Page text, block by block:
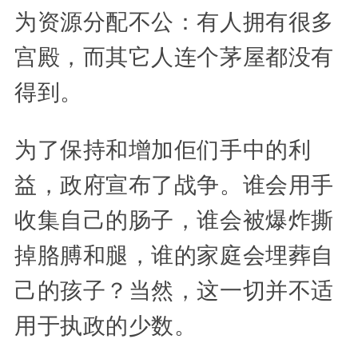
为资源分配不公：有人拥有很多
宫殿，而其它人连个茅屋都没有
得到。
为了保持和增加佢们手中的利
益，政府宣布了战争。谁会用手
收集自己的肠子，谁会被爆炸撕
掉胳膊和腿，谁的家庭会埋葬自
己的孩子？当然，这一切并不适
用于执政的少数。